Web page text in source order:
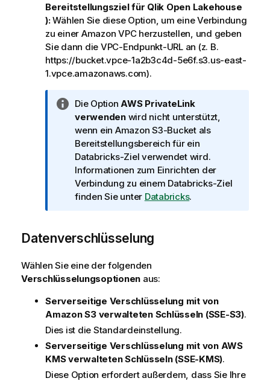
Bereitstellungsziel für Qlik Open Lakehouse
):Wählen Sie diese Option, um eine Verbindung
zu einer Amazon VPC herzustellen, und geben
Sie dann die VPC-Endpunkt-URL an (z. B.
https://bucket.vpce-1a2b3c4d-5e6f.s3.us-east-
1.vpce.amazonaws.com).
I
n
f
o
r
m
a
t
n
h
i
w
e
i
s
Die Option AWS PrivateLink
verwendenwird nicht unterstützt,
wenn ein Amazon S3-Bucket als
Bereitstellungsbereich für ein
Databricks-Ziel verwendet wird.
Informationen zum Einrichten der
Verbindung zu einem Databricks-Ziel
finden Sie unter Databricks.
Datenverschlüsselung
Wählen Sie eine der folgenden
Verschlüsselungsoptionen aus:
Serverseitige Verschlüsselung mit von
Amazon S3 verwalteten Schlüsseln (SSE-S3).
Dies ist die Standardeinstellung.
Serverseitige Verschlüsselung mit von AWS
KMS verwalteten Schlüsseln (SSE-KMS).
Diese Option erfordert außerdem, dass Sie Ihre